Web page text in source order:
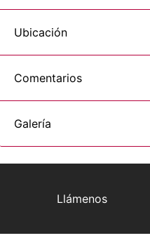
Ubicación
Comentarios
Galería
Llámenos